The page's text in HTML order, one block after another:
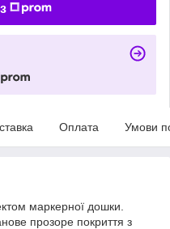
Оплата Умови
маркерної дошки.
прозоре покриття з